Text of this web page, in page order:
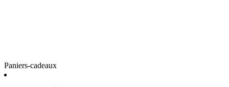
Paniers-cadeaux